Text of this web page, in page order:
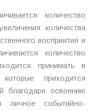
количество
количества
восприятия и
количество
принимать в
приходится
благодаря освоению
личное событийно-